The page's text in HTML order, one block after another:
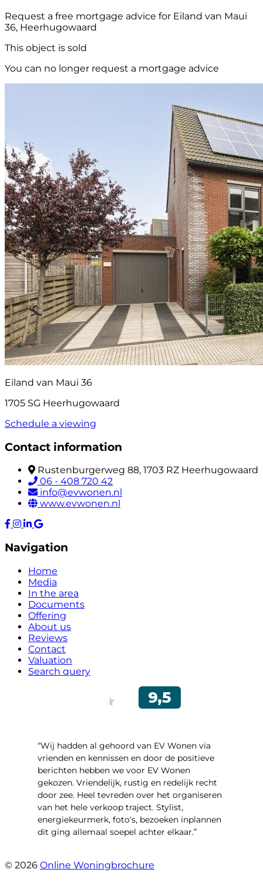
Request a free mortgage advice for Eiland van Maui
36, Heerhugowaard
This object is sold
You can no longer request a mortgage advice
Eiland van Maui 36
1705 SG Heerhugowaard
Schedule a viewing
Contact information
Rustenburgerweg 88, 1703 RZ Heerhugowaard
06 - 408 720 42
info@evwonen.nl
www.evwonen.nl
Navigation
Home
Media
In the area
Documents
Offering
About us
Reviews
Contact
Valuation
Search query
“Wij hadden al gehoord van EV Wonen via
vrienden en kennissen en door de positieve
berichten hebben we voor EV Wonen
gekozen. Vriendelijk, rustig en redelijk recht
door zee. Heel tevreden over het organiseren
van het hele verkoop traject. Stylist,
energiekeurmerk, foto's, bezoeken inplannen
dit ging allemaal soepel achter elkaar.”
© 2026 Online Woningbrochure